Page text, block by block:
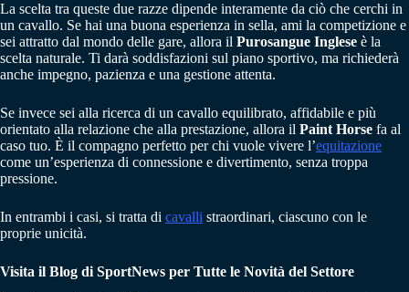
La scelta tra queste due razze dipende interamente da ciò che cerchi in
un cavallo. Se hai una buona esperienza in sella, ami la competizione e
sei attratto dal mondo delle gare, allora il Purosangue Inglese è la
scelta naturale. Ti darà soddisfazioni sul piano sportivo, ma richiederà
anche impegno, pazienza e una gestione attenta.
Se invece sei alla ricerca di un cavallo equilibrato, affidabile e più
orientato alla relazione che alla prestazione, allora il Paint Horse fa al
caso tuo. È il compagno perfetto per chi vuole vivere l’equitazione
come un’esperienza di connessione e divertimento, senza troppa
pressione.
In entrambi i casi, si tratta di cavalli straordinari, ciascuno con le
proprie unicità.
Visita il Blog di SportNews per Tutte le Novità del Settore